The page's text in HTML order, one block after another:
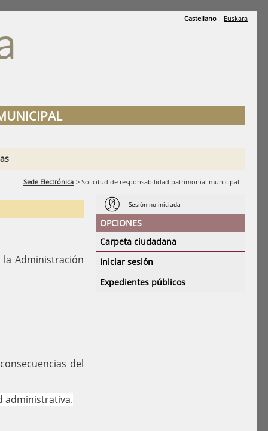
Castellano Euskara
Sede Electrónica > Solicitud de responsabilidad patrimonial municipal
Sesión no iniciada
OPCIONES
Carpeta ciudadana
Iniciar sesión
Expedientes públicos
Administración
del
administrativa.